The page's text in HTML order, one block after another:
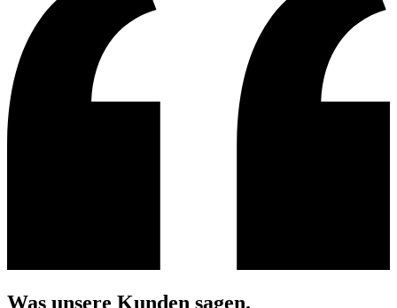
Was unsere Kunden sagen.